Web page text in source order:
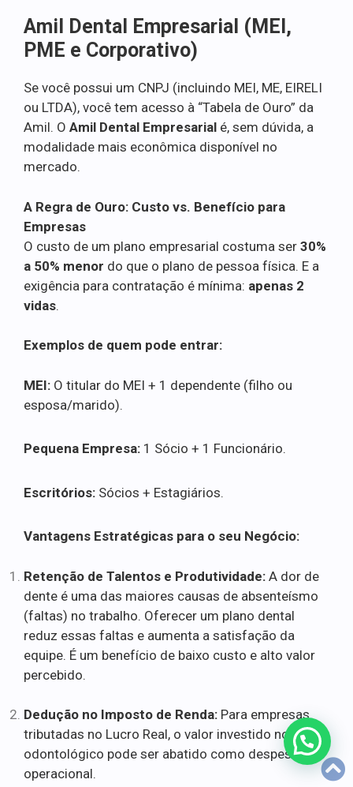
Amil Dental Empresarial (MEI,
PME e Corporativo)
Se você possui um CNPJ (incluindo MEI, ME, EIRELI
ou LTDA), você tem acesso à “Tabela de Ouro” da
Amil. O Amil Dental Empresarial é, sem dúvida, a
modalidade mais econômica disponível no
mercado.
A Regra de Ouro: Custo vs. Benefício para
Empresas
O custo de um plano empresarial costuma ser 30%
a 50% menor do que o plano de pessoa física. E a
exigência para contratação é mínima: apenas 2
vidas.
Exemplos de quem pode entrar:
MEI: O titular do MEI + 1 dependente (filho ou
esposa/marido).
Pequena Empresa: 1 Sócio + 1 Funcionário.
Escritórios: Sócios + Estagiários.
Vantagens Estratégicas para o seu Negócio:
Retenção de Talentos e Produtividade: A dor de
dente é uma das maiores causas de absenteísmo
(faltas) no trabalho. Oferecer um plano dental
reduz essas faltas e aumenta a satisfação da
equipe. É um benefício de baixo custo e alto valor
percebido.
Dedução no Imposto de Renda: Para empresas
tributadas no Lucro Real, o valor investido no plano
odontológico pode ser abatido como despesa
operacional.